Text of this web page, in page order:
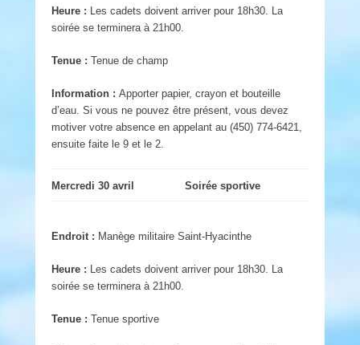
Heure : Les cadets doivent arriver pour 18h30. La
soirée se terminera à 21h00.
Tenue : Tenue de champ
Information : Apporter papier, crayon et bouteille
d’eau. Si vous ne pouvez être présent, vous devez
motiver votre absence en appelant au (450) 774-6421,
ensuite faite le 9 et le 2.
Mercredi 30 avril Soirée sportive
Endroit : Manège militaire Saint-Hyacinthe
Heure : Les cadets doivent arriver pour 18h30. La
soirée se terminera à 21h00.
Tenue : Tenue sportive